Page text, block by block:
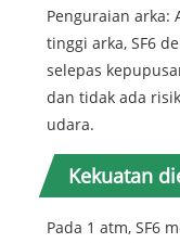
Penguraian arka:
tinggi arka, SF6
selepas
dan tidak ada
udara.
Kekuatan
Pada 1 atm, SF6